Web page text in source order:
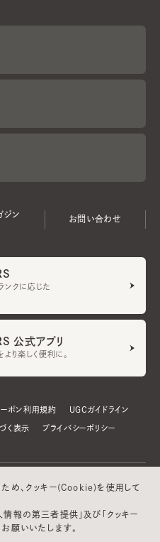
ジン
お問い合わせ
ンクに応じた
公式アプリ
り楽しく便利に。
ーポン利用規約 UGCガイドライン
く表示 プライバシーポリシー
め、クッキー(Cookie)を使用して
情報の第三者提供」及び「クッキー
願いいたします。